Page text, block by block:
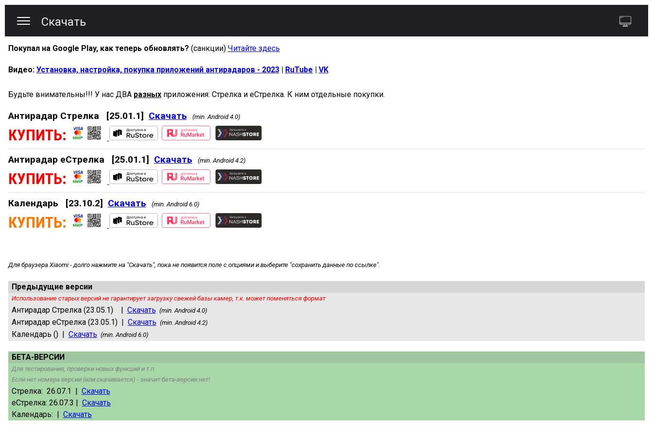
Скачать
Покупал на Google Play, как теперь обновлять? (санкции) Читайте здесь
Видео: Установка, настройка, покупка приложений антирадаров - 2023| RuTube | VK
Будьте внимательны!!! У нас ДВА разныхприложения: Стрелка и еСтрелка. К ним отдельные покупки.
Антирадар Стрелка [25.01.1] Скачать (min. Android 4.0)
КУПИТЬ:
Антирадар еСтрелка [25.01.1] Скачать (min. Android 4.2)
КУПИТЬ:
Календарь [23.10.2] Скачать (min. Android 6.0)
КУПИТЬ:
Для браузера Xiaomi - долго нажмите на "Скачать", пока не появится поле с опциями и выберите "сохранить данные по ссылке".
Предыдущие версии
Использование старых версий не гарантирует загрузку свежей базы камер, т.к. может поменяться формат
Антирадар Стрелка (23.05.1) | Скачать (min. Android 4.0)
Антирадар еСтрелка (23.05.1) | Скачать (min. Android 4.2)
Календарь () | Скачать (min. Android 6.0)
БЕТА-ВЕРСИИ
Для тестирования, проверки новых функций и т.п.
Если нет номера версии (или скачивается) - значит бета-версии нет!
Стрелка: 26.07.1 | Скачать
еСтрелка: 26.07.3 | Скачать
Календарь: | Скачать